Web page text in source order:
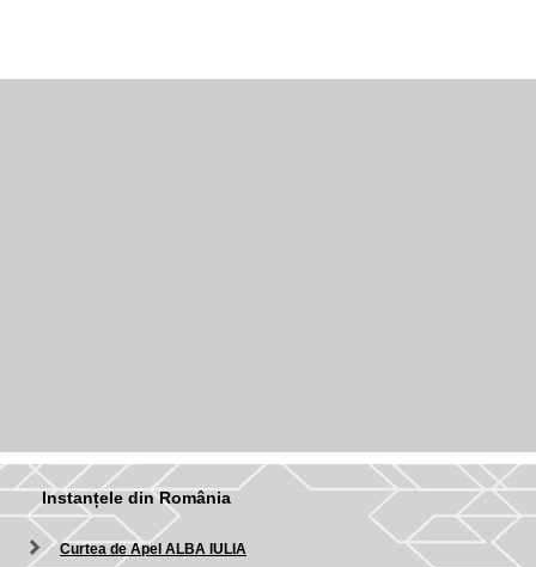
Instanțele din România
Curtea de Apel ALBA IULIA